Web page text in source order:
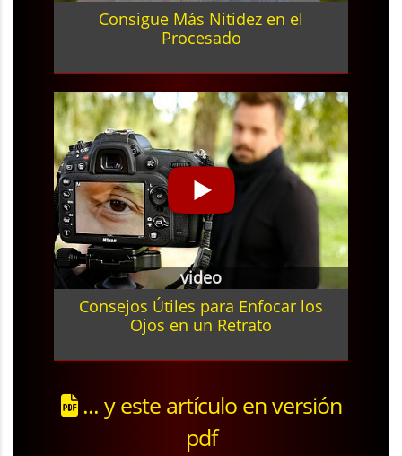
Consigue Más Nitidez en el
Procesado
video
Consejos Útiles para Enfocar los
Ojos en un Retrato
... y este artículo en versión
pdf